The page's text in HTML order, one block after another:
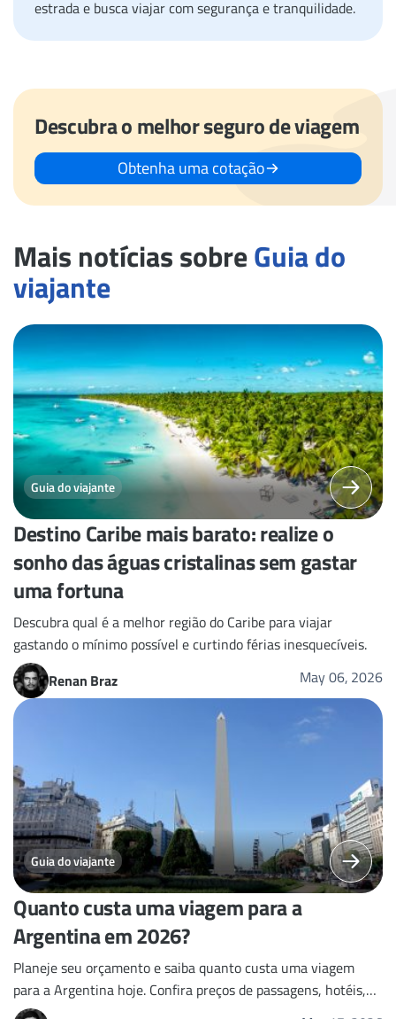
estrada e busca viajar com segurança e tranquilidade.
Descubra o melhor seguro de viagem
Obtenha uma cotação
Mais notícias sobreGuia do
viajante
Guia do viajante
Destino Caribe mais barato: realize o
sonho das águas cristalinas sem gastar
uma fortuna
Descubra qual é a melhor região do Caribe para viajar
gastando o mínimo possível e curtindo férias inesquecíveis.
Renan Braz
May 06, 2026
Guia do viajante
Quanto custa uma viagem para a
Argentina em 2026?
Planeje seu orçamento e saiba quanto custa uma viagem
para a Argentina hoje. Confira preços de passagens, hotéis,
alimentação e as novas regras de seguro obrigatório.